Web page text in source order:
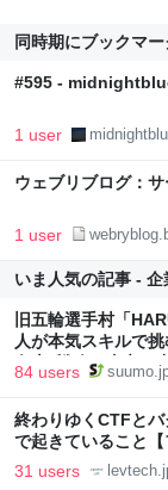
同時期にブックマ
#595 -
1 user
ウェブリブログ：サ
1 user
いま人気の記事 -
旧五輪選手村「
人が本気スキルで
向上”戦略 東京・中
84 users
終わりゆくCTFと
で起きていること
31 users